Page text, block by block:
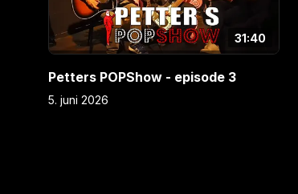
31:40
Petters POPShow - episode 3
5. juni 2026